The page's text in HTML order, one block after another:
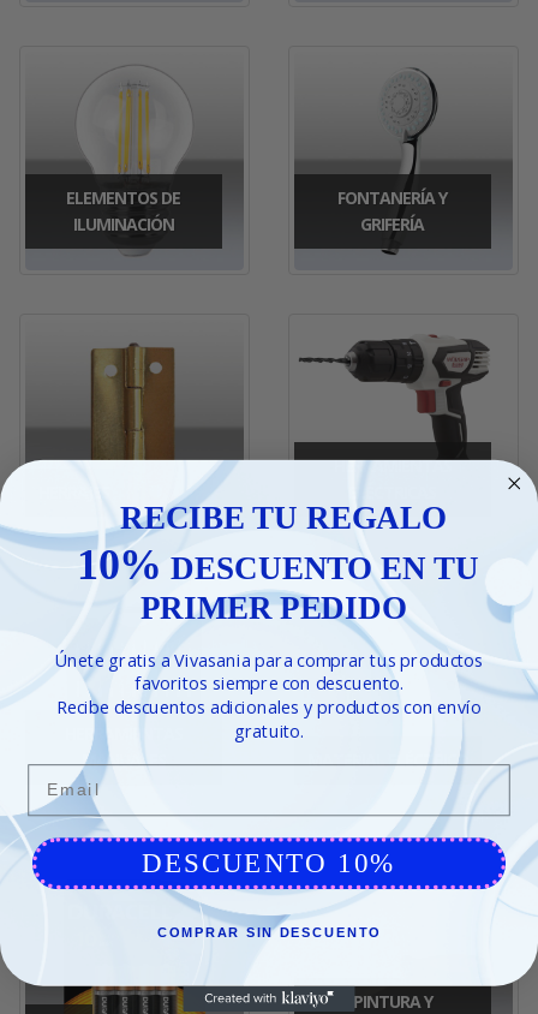
ELEMENTOS DE
ILUMINACIÓN
FONTANERÍA Y
GRIFERÍA
HERRAMIENTAS
HERRAMIENTAS
MANUALES
MATERIAL ELÉCTRICO
PINTURA Y
RECIBE TU REGALO
10% DESCUENTO EN TU
PRIMER PEDIDO
Únete gratis a Vivasania para comprar tus productos
favoritos siempre con descuento.
Recibe descuentos adicionales y productos con envío
gratuito.
Email
DESCUENTO 10%
COMPRAR SIN DESCUENTO